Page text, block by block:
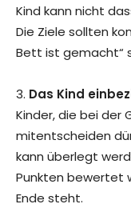
Kind kann nicht
Die Ziele sollten
Bett ist gemacht“
3. Das Kind
Kinder, die bei der
mitentscheiden
kann überlegt
Punkten bewertet
Ende steht.